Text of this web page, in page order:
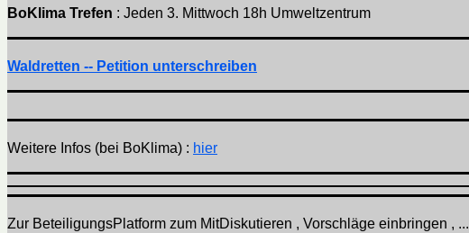
BoKlima Trefen : Jeden 3. Mittwoch 18h Umweltzentrum
Waldretten -- Petition unterschreiben
Weitere Infos (bei BoKlima) : hier
Zur BeteiligungsPlatform zum MitDiskutieren , Vorschläge einbringen , ...